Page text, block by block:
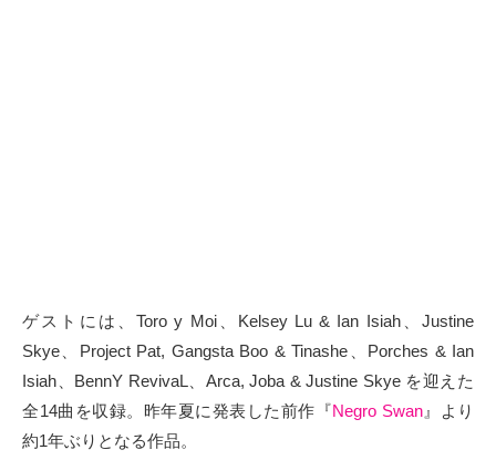
ゲストには、Toro y Moi、Kelsey Lu & Ian Isiah、Justine
Skye、Project Pat, Gangsta Boo & Tinashe、Porches & Ian
Isiah、BennY RevivaL、Arca, Joba & Justine Skye を迎えた
全14曲を収録。昨年夏に発表した前作『Negro Swan』より
約1年ぶりとなる作品。